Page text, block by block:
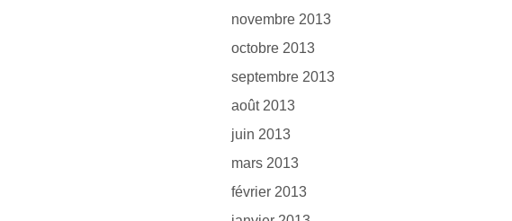
novembre 2013
octobre 2013
septembre 2013
août 2013
juin 2013
mars 2013
février 2013